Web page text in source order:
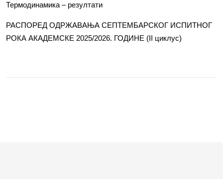
Термодинамика – резултати
РАСПОРЕД ОДРЖАВАЊА СЕПТЕМБАРСКОГ ИСПИТНОГ
РОКА АКАДЕМСКЕ 2025/2026. ГОДИНЕ (II циклус)